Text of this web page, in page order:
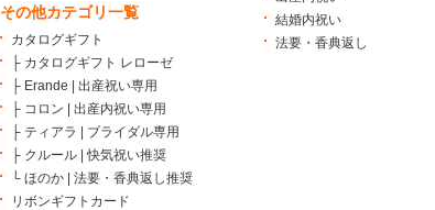
その他カテゴリ一覧
カタログギフト
├ カタログギフト レローゼ
├ Erande | 出産祝い専用
├ コロン | 出産内祝い専用
├ ティアラ | ブライダル専用
├ クルール | 快気祝い推奨
└ ほのか | 法要・香典返し推奨
リボンギフトカード
結婚内祝い
法要・香典返し